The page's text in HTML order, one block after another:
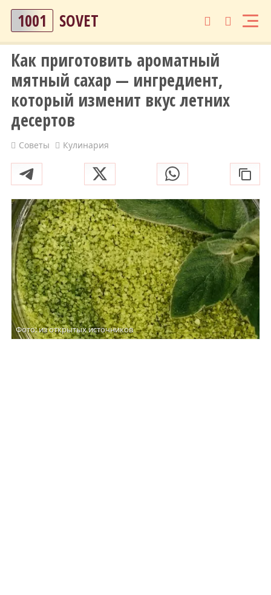
1001 SOVET
Как приготовить ароматный
мятный сахар — ингредиент,
который изменит вкус летних
десертов
Советы Кулинария
Фото: из открытых источников